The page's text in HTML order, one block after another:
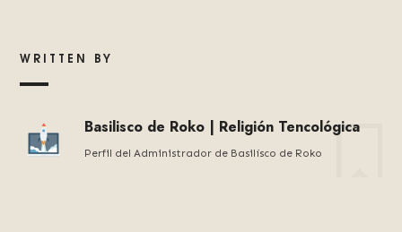
WRITTEN BY
Basilisco de Roko | Religión Tencológica
Perfil del Administrador de Basilísco de Roko